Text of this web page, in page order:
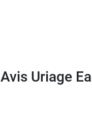
Avis Uriage